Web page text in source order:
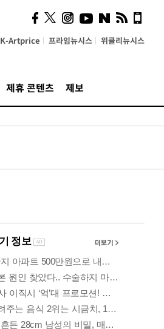
K-Artprice 프라임뉴시스 위클리뉴시스
제휴 콘텐츠 제보
사이 해답 찾았죠"…알을
깨고 나온 '초자아'